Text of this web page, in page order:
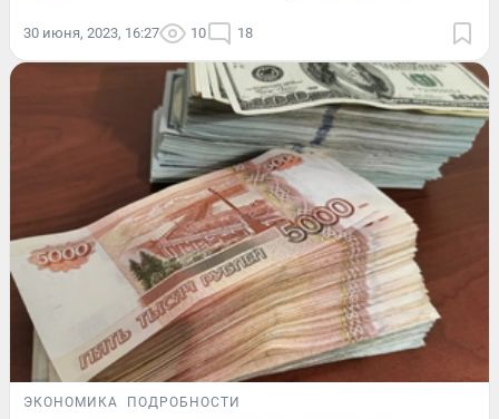
30 июня, 2023, 16:27 10 18
ЭКОНОМИКА ПОДРОБНОСТИ